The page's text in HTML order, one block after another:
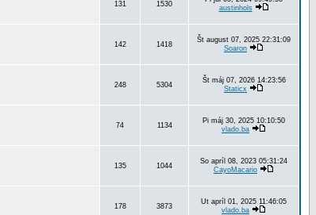
131 1530
austinhols
142 1418
Št august 07, 2025 22:31:09
Soaron
248 5304
Št máj 07, 2026 14:23:56
Staticx
74 1134
Pi máj 30, 2025 10:10:50
vlado.ba
135 1044
So apríl 08, 2023 05:31:24
CayoMacario
178 3873
Ut apríl 01, 2025 11:46:05
vlado.ba